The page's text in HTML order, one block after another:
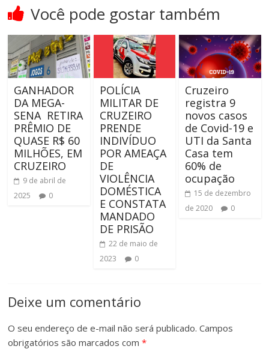
Você pode gostar também
GANHADOR
DA MEGA-
SENA RETIRA
PRÊMIO DE
QUASE R$ 60
MILHÕES, EM
CRUZEIRO
9 de abril de
2025
0
POLÍCIA
MILITAR DE
CRUZEIRO
PRENDE
INDIVÍDUO
POR AMEAÇA
DE
VIOLÊNCIA
DOMÉSTICA
E CONSTATA
MANDADO
DE PRISÃO
22 de maio de
2023
0
Cruzeiro
registra 9
novos casos
de Covid-19 e
UTI da Santa
Casa tem
60% de
ocupação
15 de dezembro
de 2020
0
Deixe um comentário
O seu endereço de e-mail não será publicado. Campos
obrigatórios são marcados com*